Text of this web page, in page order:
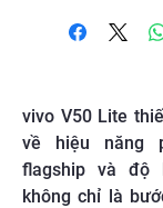
vivo V50 Lite
về hiệu năng
flagship và độ
không chỉ là